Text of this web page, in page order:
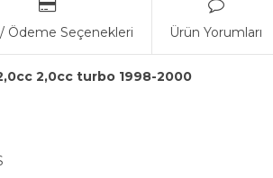
Ödeme Seçenekleri Ürün Yorumları
2,0cc 2,0cc turbo 1998-2000